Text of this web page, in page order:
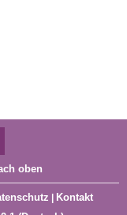
oben
Kontakt